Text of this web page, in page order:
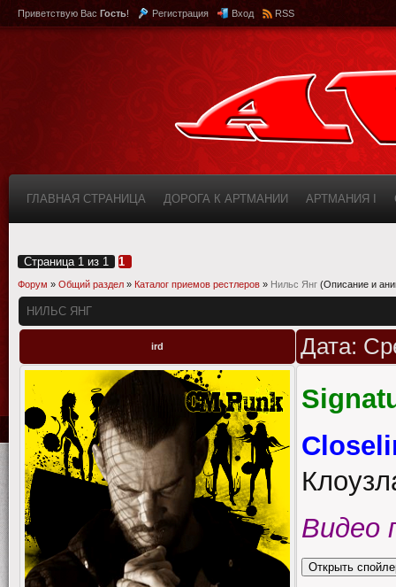
Приветствую Вас Гость! Регистрация Вход RSS
ГЛАВНАЯ СТРАНИЦА ДОРОГА К АРТМАНИИ АРТМАНИЯ I
Страница 1 из 1 1
Форум » Общий раздел » Каталог приемов рестлеров » Нильс Янг (Описание и
НИЛЬС ЯНГ
ird Дата:
Видео